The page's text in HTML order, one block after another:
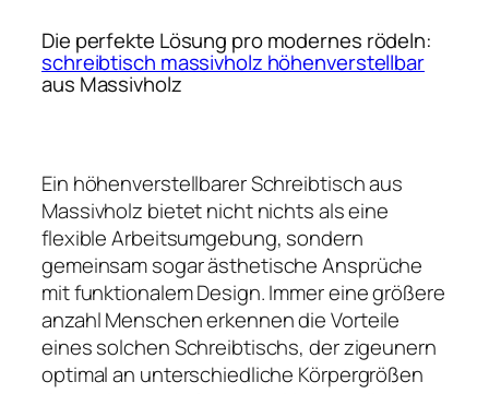
Die perfekte Lösung pro modernes rödeln:
schreibtisch massivholz höhenverstellbar
aus Massivholz
Ein höhenverstellbarer Schreibtisch aus
Massivholz bietet nicht nichts als eine
flexible Arbeitsumgebung, sondern
gemeinsam sogar ästhetische Ansprüche
mit funktionalem Design. Immer eine größere
anzahl Menschen erkennen die Vorteile
eines solchen Schreibtischs, der zigeunern
optimal an unterschiedliche Körpergrößen